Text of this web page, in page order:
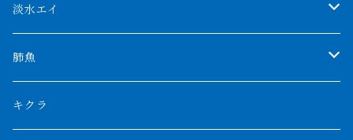
AGUS スーパーレッドF4
特殊アロワナ
厳選 過背金龍
特殊ダトニオ
ダトニオプラスワン
リアルバンド
フォーバータイガー
モンスターポリプ
特殊ポリプ
プラチナ個体
ハイブリッドポリプ
淡水エイ
シナガワダイヤ
ダイヤモンドポルカ
肺魚
ネオケラ
キクラ